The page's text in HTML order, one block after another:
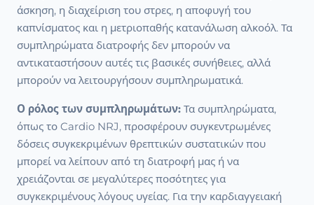
άσκηση, η διαχείριση του στρες, η αποφυγή του
καπνίσματος και η μετριοπαθής κατανάλωση αλκοόλ. Τα
συμπληρώματα διατροφής δεν μπορούν να
αντικαταστήσουν αυτές τις βασικές συνήθειες, αλλά
μπορούν να λειτουργήσουν συμπληρωματικά.
Ο ρόλος των συμπληρωμάτων: Τα συμπληρώματα,
όπως το Cardio NRJ, προσφέρουν συγκεντρωμένες
δόσεις συγκεκριμένων θρεπτικών συστατικών που
μπορεί να λείπουν από τη διατροφή μας ή να
χρειάζονται σε μεγαλύτερες ποσότητες για
συγκεκριμένους λόγους υγείας. Για την καρδιαγγειακή